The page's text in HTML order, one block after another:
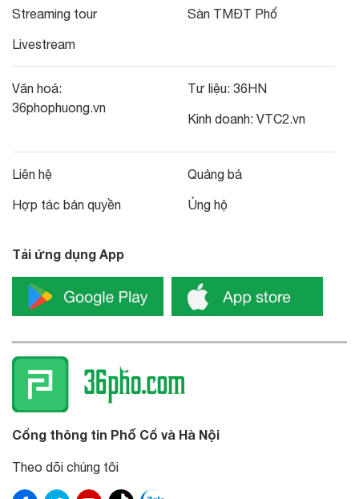
Streaming tour
Livestream
Sàn TMĐT Phố
Văn hoá:
36phophuong.vn
Tư liệu: 36HN
Kinh doanh: VTC2.vn
Liên hệ
Hợp tác bản quyền
Quảng bá
Ủng hộ
Tải ứng dụng App
Cổng thông tin Phố Cổ và Hà Nội
Theo dõi chúng tôi